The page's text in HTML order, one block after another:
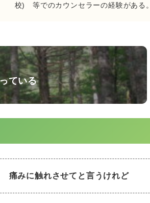
校) 等でのカウンセラーの経験がある。
ている
痛みに触れさせてと言うけれど